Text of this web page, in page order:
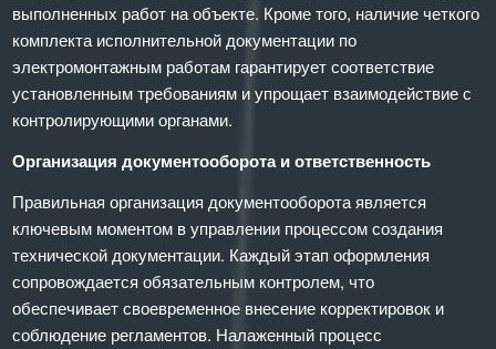
выполненных работ на объекте. Кроме того, наличие четкого
комплекта исполнительной документации по
электромонтажным работам гарантирует соответствие
установленным требованиям и упрощает взаимодействие с
контролирующими органами.
Организация документооборота и ответственность
Правильная организация документооборота является
ключевым моментом в управлении процессом создания
технической документации. Каждый этап оформления
сопровождается обязательным контролем, что
обеспечивает своевременное внесение корректировок и
соблюдение регламентов. Налаженный процесс